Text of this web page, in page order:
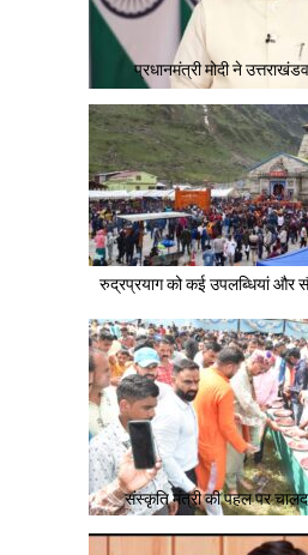
प्रधानमंत्री मोदी ने
रुद्रप्रयाग को कई उपलब्धियां और
संस्कृति मंत्री की पहल पर